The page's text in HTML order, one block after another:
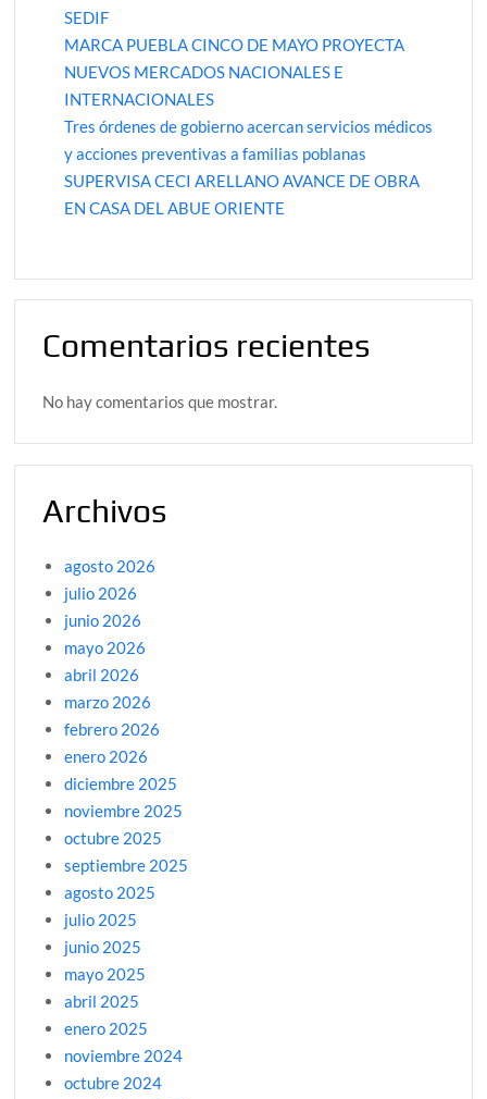
SEDIF
MARCA PUEBLA CINCO DE MAYO PROYECTA
NUEVOS MERCADOS NACIONALES E
INTERNACIONALES
Tres órdenes de gobierno acercan servicios médicos
y acciones preventivas a familias poblanas
SUPERVISA CECI ARELLANO AVANCE DE OBRA
EN CASA DEL ABUE ORIENTE
Comentarios recientes
No hay comentarios que mostrar.
Archivos
agosto 2026
julio 2026
junio 2026
mayo 2026
abril 2026
marzo 2026
febrero 2026
enero 2026
diciembre 2025
noviembre 2025
octubre 2025
septiembre 2025
agosto 2025
julio 2025
junio 2025
mayo 2025
abril 2025
enero 2025
noviembre 2024
octubre 2024